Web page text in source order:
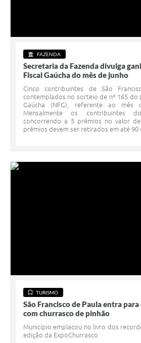
FAZENDA
Secretaria da Fazenda divulga
Fiscal Gaúcha do mês de junho
Cinco contribuintes de São
contemplados no sorteio de nº 165 do
Gaúcha (NFG), referente ao mês
Mensalmente os contribuintes
concorrendo a 5 prêmios no valor de
prêmios devem ser retirados em até 90
TURISMO
São Francisco de Paula entra
com churrasco de pinhão
Município emplacou no livro dos
edição da ExpoChurrasco